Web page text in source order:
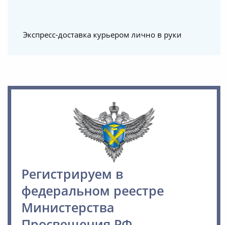
Экспресс-доставка курьером лично в руки
Регистрируем в
федеральном реестре
Министерства